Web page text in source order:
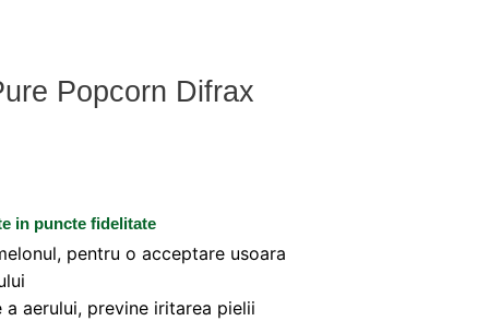
Popcorn Difrax
in puncte fidelitate
pentru o acceptare usoara
aerului, previne iritarea pielii